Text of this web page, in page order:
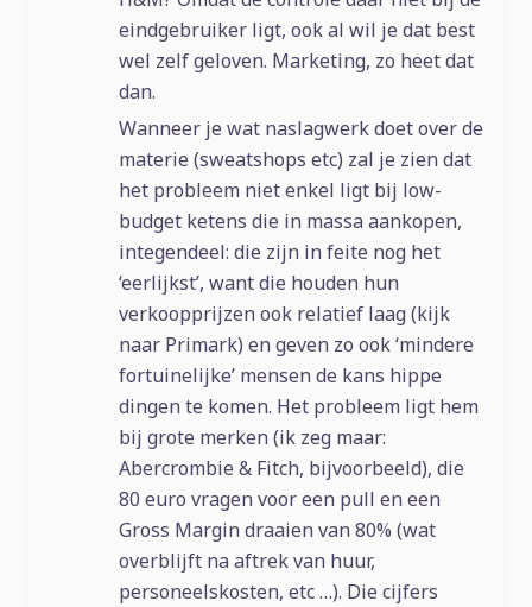
eindgebruiker ligt, ook al wil je dat best
wel zelf geloven. Marketing, zo heet dat
dan.
Wanneer je wat naslagwerk doet over de
materie (sweatshops etc) zal je zien dat
het probleem niet enkel ligt bij low-
budget ketens die in massa aankopen,
integendeel: die zijn in feite nog het
‘eerlijkst’, want die houden hun
verkoopprijzen ook relatief laag (kijk
naar Primark) en geven zo ook ‘mindere
fortuinelijke’ mensen de kans hippe
dingen te komen. Het probleem ligt hem
bij grote merken (ik zeg maar:
Abercrombie & Fitch, bijvoorbeeld), die
80 euro vragen voor een pull en een
Gross Margin draaien van 80% (wat
overblijft na aftrek van huur,
personeelskosten, etc …). Die cijfers